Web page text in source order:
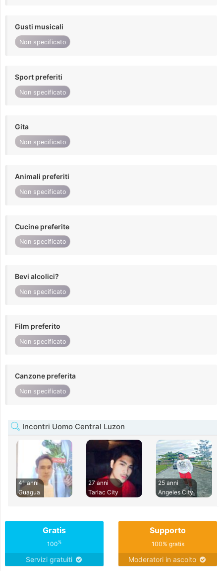
Gusti musicali
Non specificato
Sport preferiti
Non specificato
Gita
Non specificato
Animali preferiti
Non specificato
Cucine preferite
Non specificato
Bevi alcolici?
Non specificato
Film preferito
Non specificato
Canzone preferita
Non specificato
Incontri Uomo Central Luzon
41 anni
Guagua
27 anni
Tarlac City
25 anni
Angeles City
Gratis
100%
Servizi gratuiti
Supporto
100% gratis
Moderatori in ascolto